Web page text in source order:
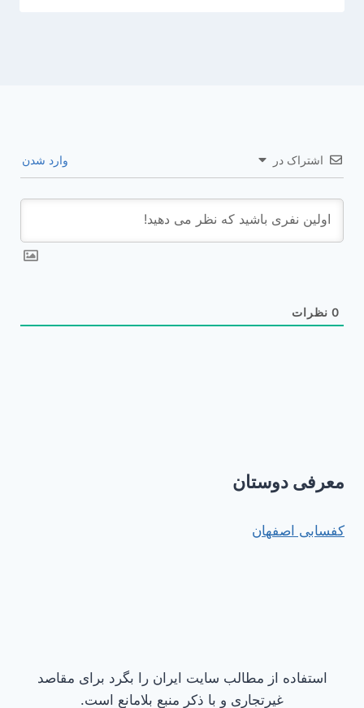
اشتراک در وارد شدن
0 نظرات
معرفی دوستان
کفسابی اصفهان
استفاده از مطالب سایت ایران را بگرد برای مقاصد
غیرتجاری و با ذکر منبع بلامانع است.